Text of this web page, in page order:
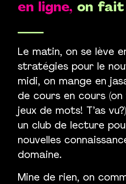
en ligne, on fait
Le matin, on se lève
stratégies pour le
midi, on mange en
de cours en cours
jeux de mots! T’as
un club de lecture
nouvelles
domaine.
Mine de rien, on